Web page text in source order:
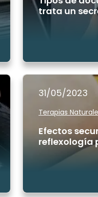
trata un
31/05/2023
Terapias
Efectos
reflexología